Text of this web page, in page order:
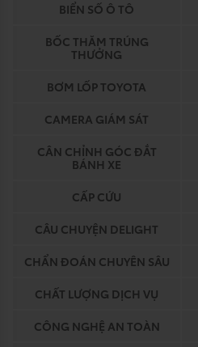
BIỂN SỐ Ô TÔ
BỐC THĂM TRÚNG
THƯỞNG
BƠM LỐP TOYOTA
CAMERA GIÁM SÁT
CÂN CHỈNH GÓC ĐẮT
BÁNH XE
CẤP CỨU
CÂU CHUYỆN DELIGHT
CHẨN ĐOÁN CHUYÊN SÂU
CHẤT LƯỢNG DỊCH VỤ
CÔNG NGHỆ AN TOÀN